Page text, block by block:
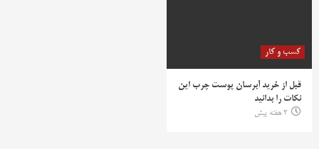
کسب و کار
قبل از خرید آبرسان پوست چرب این
نکات را بدانید
2 هفته پیش